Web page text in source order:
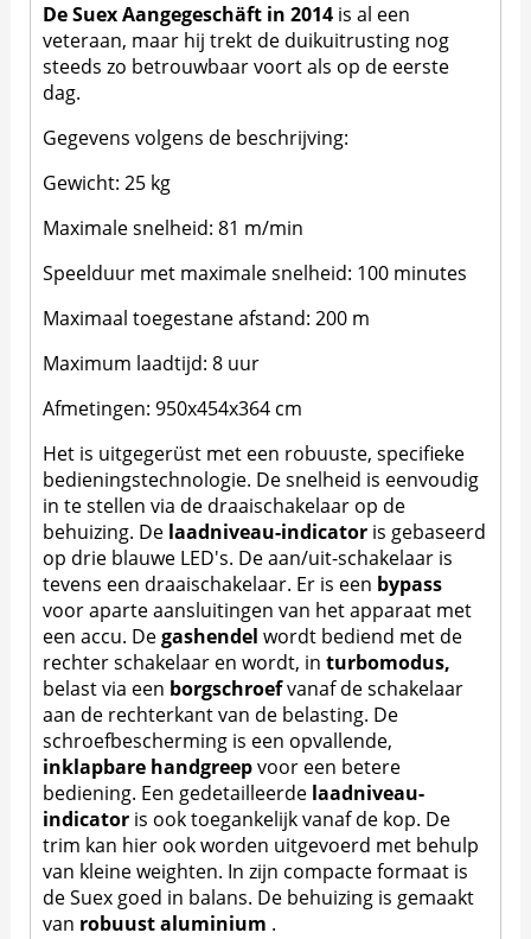
DeSuexAangegeschäft in 2014 is al een
veteraan, maar hij trekt de duikuitrusting nog
steeds zo betrouwbaar voort als op de eerste
dag.
Gegevens volgens de beschrijving:
Gewicht: 25 kg
Maximale snelheid: 81 m/min
Speelduur met maximale snelheid: 100 minutes
Maximaal toegestane afstand: 200 m
Maximum laadtijd: 8 uur
Afmetingen: 950x454x364 cm
Het is uitgegerüst met een robuuste, specifieke
bedieningstechnologie. De snelheid is eenvoudig
in te stellen via de draaischakelaar op de
behuizing. De laadniveau-indicator is gebaseerd
op drie blauwe LED's. De aan/uit-schakelaar is
tevens een draaischakelaar. Er is een bypass
voor aparte aansluitingen van het apparaat met
een accu. Degashendel wordt bediend met de
rechter schakelaar en wordt, inturbomodus,
belast via een borgschroefvanaf de schakelaar
aan de rechterkant van de belasting. De
schroefbescherming is een opvallende,
inklapbare handgreepvoor een betere
bediening. Een gedetailleerde laadniveau-
indicator is ook toegankelijk vanaf de kop. De
trim kan hier ook worden uitgevoerd met behulp
van kleine weighten. In zijn compacte formaat is
de Suex goed in balans. De behuizing is gemaakt
van robuust aluminium .